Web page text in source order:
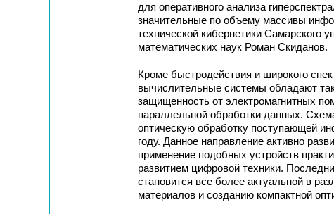
для оперативного анализа
значительные по объему массивы
технической кибернетики Самарского
математических наук Роман Скиданов.
Кроме быстродействия и широкого
вычислительные системы обладают
защищенность от электромагнитных
параллельной обработки данных.
оптическую обработку поступающей
году. Данное направление активно
применение подобных устройств
развитием цифровой техники.
становится все более актуальной в
материалов и созданию компактной